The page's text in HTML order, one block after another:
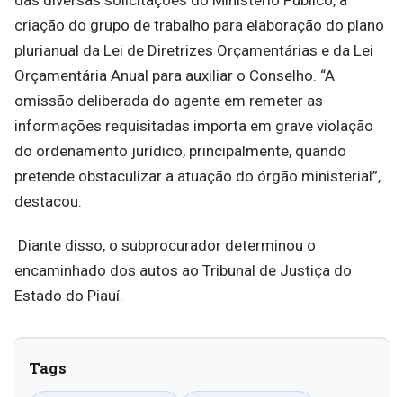
criação do grupo de trabalho para elaboração do plano
plurianual da Lei de Diretrizes Orçamentárias e da Lei
Orçamentária Anual para auxiliar o Conselho. “A
omissão deliberada do agente em remeter as
informações requisitadas importa em grave violação
do ordenamento jurídico, principalmente, quando
pretende obstaculizar a atuação do órgão ministerial”,
destacou.
Diante disso, o subprocurador determinou o
encaminhado dos autos ao Tribunal de Justiça do
Estado do Piauí.
Tags